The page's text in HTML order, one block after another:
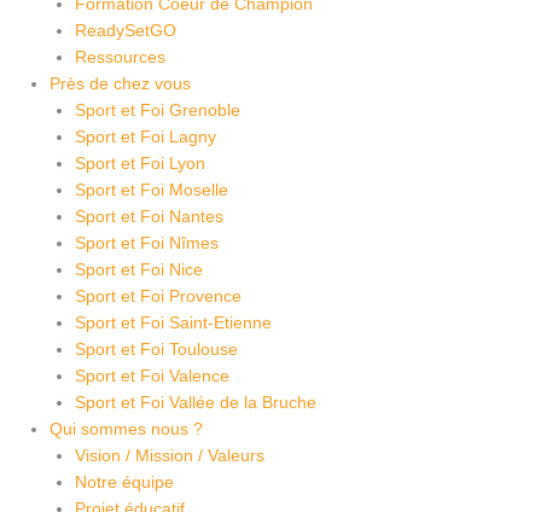
Formation Coeur de Champion
ReadySetGO
Ressources
Près de chez vous
Sport et Foi Grenoble
Sport et Foi Lagny
Sport et Foi Lyon
Sport et Foi Moselle
Sport et Foi Nantes
Sport et Foi Nîmes
Sport et Foi Nice
Sport et Foi Provence
Sport et Foi Saint-Etienne
Sport et Foi Toulouse
Sport et Foi Valence
Sport et Foi Vallée de la Bruche
Qui sommes nous ?
Vision / Mission / Valeurs
Notre équipe